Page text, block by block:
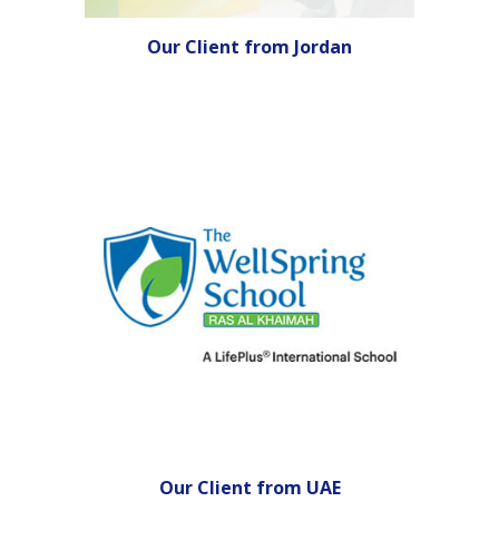
Our Client from Jordan
Our Client from UAE